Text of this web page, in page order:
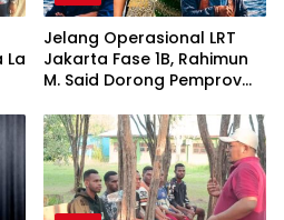
La
Jelang Operasional LRT
Jakarta Fase 1B, Rahimun
M. Said Dorong Pemprov
Economic Corridor
Initiative